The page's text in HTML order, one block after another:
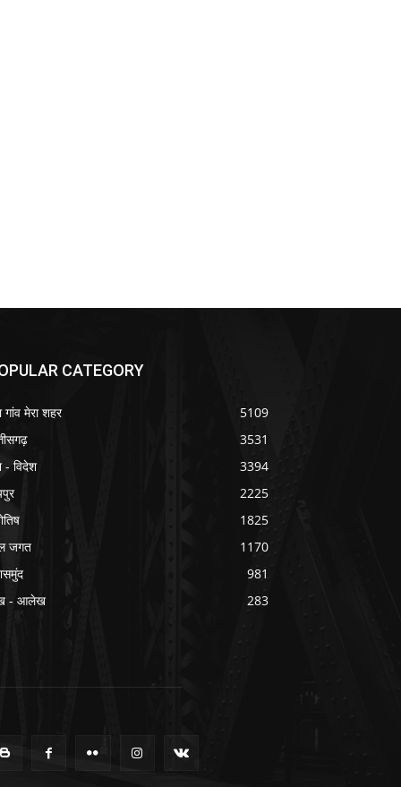
CATEGORY
गांव मेरा शहर
5109
3531
- विदेश
3394
2225
1825
जगत
1170
981
- आलेख
283